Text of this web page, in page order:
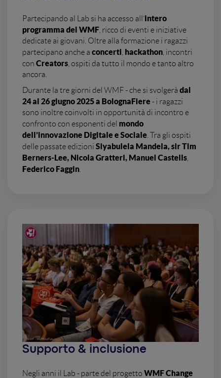
Partecipando al Lab si ha accesso all’intero
programma del WMF , ricco di eventi e iniziative
dedicate ai giovani. Oltre alla formazione i ragazzi
partecipano anche a concerti hackathon , incontri
con Creators , ospiti da tutto il mondo e tanto altro
ancora.
Durante la tre giorni del WMF - che si svolgerà dal
24 al 26 giugno 2025 a BolognaFiere- i ragazzi
sono inoltre coinvolti in opportunità di incontro e
confronto con esponenti del mondo
dell’innovazione Digitale e Sociale . Tra gli ospiti
delle passate edizioni Siyabulela Mandela, sir Tim
Berners-Lee, Nicola Gratteri, Manuel Castells
Federico Faggin
Supporto & inclusione
Negli anni il Lab - parte del progetto WMF Change